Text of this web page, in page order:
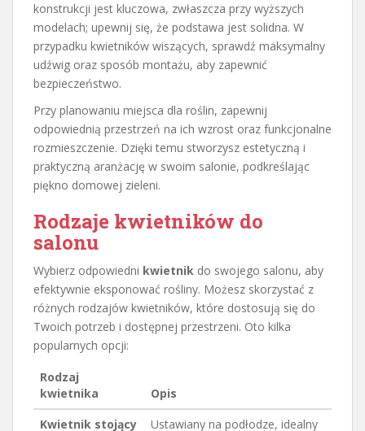
konstrukcji jest kluczowa, zwłaszcza przy wyższych
modelach; upewnij się, że podstawa jest solidna. W
przypadku kwietników wiszących, sprawdź maksymalny
udźwig oraz sposób montażu, aby zapewnić
bezpieczeństwo.
Przy planowaniu miejsca dla roślin, zapewnij
odpowiednią przestrzeń na ich wzrost oraz funkcjonalne
rozmieszczenie. Dzięki temu stworzysz estetyczną i
praktyczną aranżację w swoim salonie, podkreślając
piękno domowej zieleni.
Rodzaje kwietników do
salonu
Wybierz odpowiedni kwietnik do swojego salonu, aby
efektywnie eksponować rośliny. Możesz skorzystać z
różnych rodzajów kwietników, które dostosują się do
Twoich potrzeb i dostępnej przestrzeni. Oto kilka
popularnych opcji:
Rodzaj
kwietnika
Opis
Kwietnik stojący
Ustawiany na podłodze, idealny